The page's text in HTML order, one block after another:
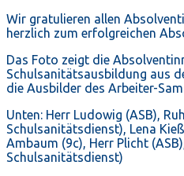
Wir gratulieren allen
herzlich zum erfolgreichen
Das Foto zeigt die
Schulsanitätsausbildung aus
die Ausbilder des Arbeiter-
Unten: Herr Ludowig (ASB),
Schulsanitätsdienst), Lena
Ambaum (9c), Herr Plicht
Schulsanitätsdienst)